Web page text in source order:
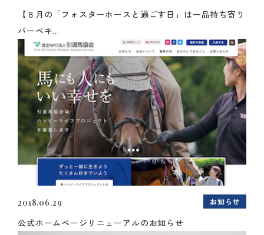
【８月の「フォスターホースと過ごす日」は一品持ち寄り
バーベキ...
2018.06.29 お知らせ
公式ホームページリニューアルのお知らせ